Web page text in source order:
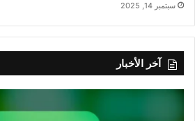
سبتمبر 14, 2025
آخر الأخبار